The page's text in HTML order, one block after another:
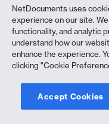
Integritetspolicy
Sekretesspolicy
Uttalande mot slaveri
Cookiepolicy
Efterlevnad
Copyright © 2026
NetDocuments uses
experience on our site.
functionality, and analytic
understand how our
enhance the experience.
clicking "Cookie
Accept Cookies